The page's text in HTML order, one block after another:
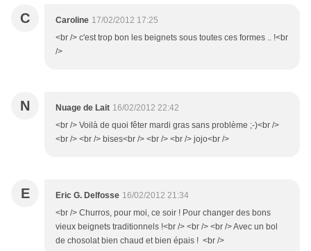
C Caroline 17/02/2012 17:25
<br /> c'est trop bon les beignets sous toutes ces formes .. !<br
/>
N Nuage de Lait 16/02/2012 22:42
<br /> Voilà de quoi fêter mardi gras sans problème ;-)<br />
<br /> <br /> bises<br /> <br /> <br /> jojo<br />
E Eric G. Delfosse 16/02/2012 21:34
<br /> Churros, pour moi, ce soir ! Pour changer des bons
vieux beignets traditionnels !<br /> <br /> <br /> Avec un bol
de chosolat bien chaud et bien épais ! <br />